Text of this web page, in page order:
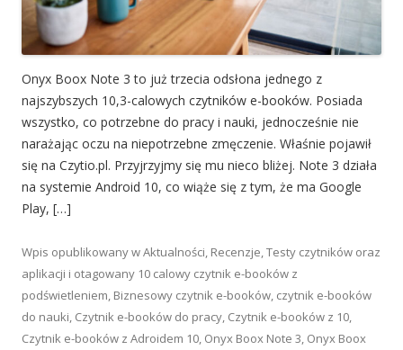
Onyx Boox Note 3 to już trzecia odsłona jednego z
najszybszych 10,3-calowych czytników e-booków. Posiada
wszystko, co potrzebne do pracy i nauki, jednocześnie nie
narażając oczu na niepotrzebne zmęczenie. Właśnie pojawił
się na Czytio.pl. Przyjrzyjmy się mu nieco bliżej. Note 3 działa
na systemie Android 10, co wiąże się z tym, że ma Google
Play, […]
Wpis opublikowany wAktualności, Recenzje,Testy czytników oraz
aplikacji i otagowany 10 calowy czytnik e-booków z
podświetleniem, Biznesowy czytnik e-booków, czytnik e-booków
do nauki, Czytnik e-booków do pracy, Czytnik e-booków z 10,
Czytnik e-booków z Adroidem 10, Onyx Boox Note 3, Onyx Boox